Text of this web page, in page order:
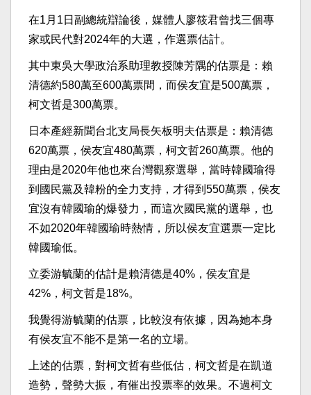
在1月1日副總統辯論後，媒體人廖筱君曾找三個專
家或民代對2024年的大選，作選票估計。
其中東吳大學政治系助理教授陳芳隅的估票是：賴
清德約580萬至600萬票間，而侯友宜是500萬票，
柯文哲是300萬票。
日本產經新聞台北支局長矢板明夫估票是：賴清德
620萬票，侯友宜480萬票，柯文哲260萬票。他的
理由是2020年他也來台灣觀察選舉，當時韓國瑜得
到國民黨及韓粉的全力支持，才得到550萬票，侯友
宜沒有韓國瑜的爆發力，而這次國民黨的選舉，也
不如2020年韓國瑜時熱情，所以侯友宜選票一定比
韓國瑜低。
立委游毓蘭的估計是賴清德是40%，侯友宜是
42%，柯文哲是18%。
我覺得游毓蘭的估票，比較沒有依據，因為她本身
有侯友宜不能不是第一名的立場。
上述的估票，對柯文哲有些低估，柯文哲是在凱道
造勢，聲勢大振，有催出投票率的效果。不過柯文